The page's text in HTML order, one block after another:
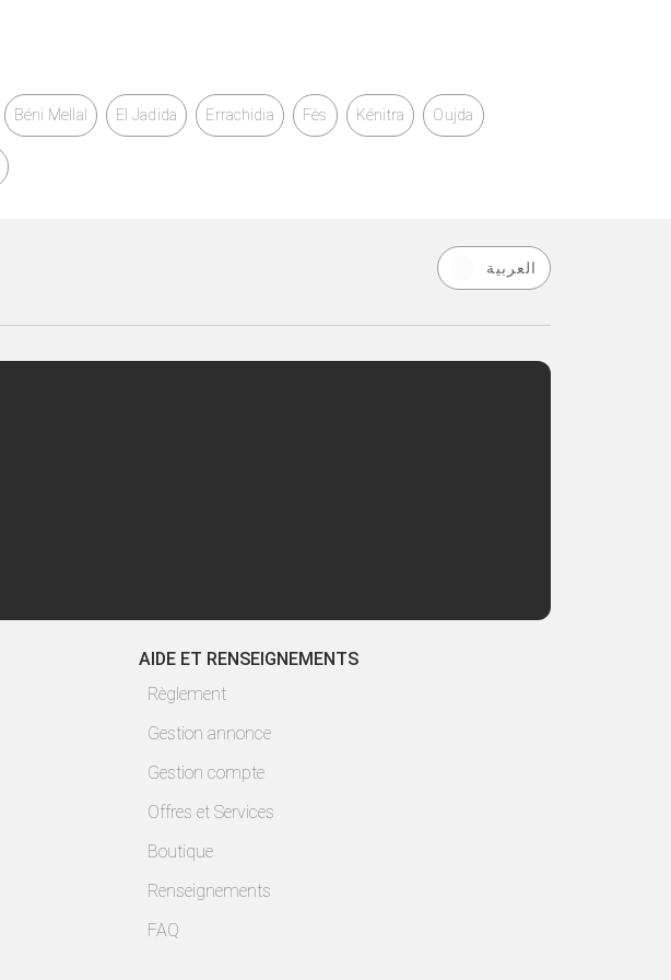
Béni Mellal El Jadida Errachidia Fès Kénitra Oujda
العربية
AIDE ET RENSEIGNEMENTS
Règlement
Gestion annonce
Gestion compte
Offres et Services
Boutique
Renseignements
FAQ